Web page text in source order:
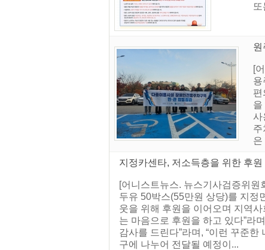
원
[
용
편
을
사
주
은
지정카센타, 저소득층을 위한 후원
[어니스트뉴스. 뉴스기사검증위
두유 50박스(55만원 상당)를 지정
웃을 위해 후원을 이어오며 지역
는 마음으로 후원을 하고 있다”라
감사를 드린다”라며, “이런 꾸준
구에 나누어 전달될 예정이...